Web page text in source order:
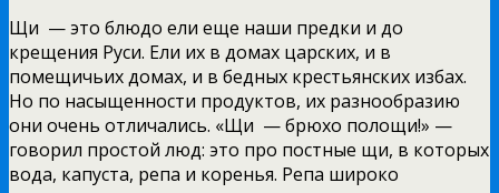
Щи — это блюдо ели еще наши предки и до
крещения Руси. Ели их в домах царских, и в
помещичьих домах, и в бедных крестьянских избах.
Но по насыщенности продуктов, их разнообразию
они очень отличались. «Щи — брюхо полощи!» —
говорил простой люд: это про постные щи, в которых
вода, капуста, репа и коренья. Репа широко